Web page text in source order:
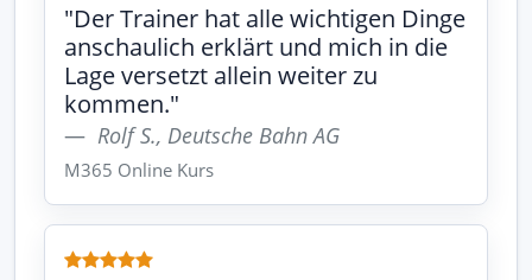
"Der Trainer hat alle wichtigen Dinge
anschaulich erklärt und mich in die
Lage versetzt allein weiter zu
kommen."
Rolf S., Deutsche Bahn AG
M365 Online Kurs